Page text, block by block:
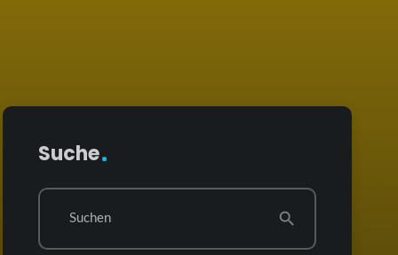
Suche
Suchen search